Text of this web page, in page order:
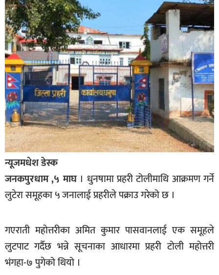
कर्णाली
सुदूरपश्चिम
मधेश
विशेष
राजनीति
प्रमुख
समाचार
राष्ट्रिय
अन्तराष्ट्रिय
अन्तरबार्ता
अर्थ
मनोरञ्जन
फोटो
/
न्यूजमधेश डेस्क
जनकपुरधाम ,५ माघ। धुनषामा प्रहरी टोलीमाथि आक्रमण गर्ने
लुटेरा समूहका ५ जनालाई प्रहरीले पक्राउ गरेको छ ।
गएराती महोत्तरीका अमित कुमार पासवानलाई एक समूहले
लुटपाट गर्दैछ भन्ने सूचनाका आधारमा प्रहरी टोली महोत्तरी
भंगहा-७ पुगेको थियो ।